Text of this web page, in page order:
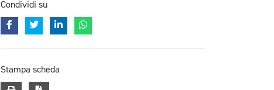
Condividi su
Stampa scheda